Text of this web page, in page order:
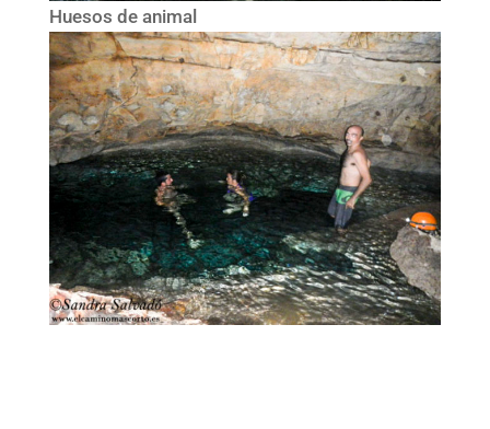
Huesos de animal